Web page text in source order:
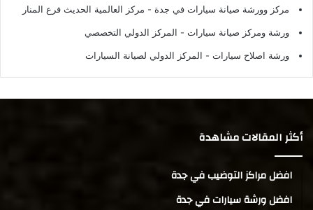
مركز وورشة صيانة سيارات في جدة - مركز العالمية الحديث فرع المنار
ورشة ومركز صيانة سيارات - المركز الدولي التخصصي
ورشة اصلاح سيارات - المركز الدولي لصيانة السيارات
أكثر المقالات مشاهدة
افضل مراكز التوضيب في جدة
افضل ورشة سيارات في جدة